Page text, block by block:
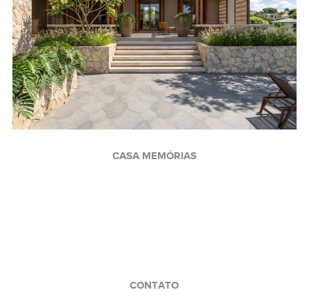
CASA MEMÓRIAS
CONTATO